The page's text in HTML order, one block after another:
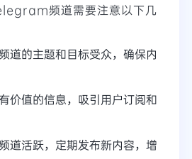
频道需要注意以下几
道的主题和目标受众，确保内
价值的信息，吸引用户订阅和
道活跃，定期发布新内容，增